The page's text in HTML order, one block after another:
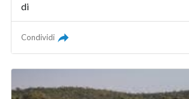
di
Condividi